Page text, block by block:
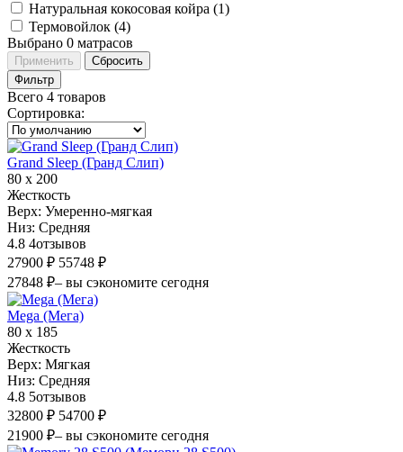
Натуральная кокосовая койра (1)
Термовойлок (4)
Выбрано 0 матрасов
Применить
Сбросить
Фильтр
Всего 4 товаров
Сортировка:
Grand Sleep (Гранд Слип)
80 х 200
Жесткость
Верх: Умеренно-мягкая
Низ: Средняя
4.8 4отзывов
27900 ₽ 55748 ₽
27848 ₽– вы сэкономите сегодня
Mega (Мега)
80 х 185
Жесткость
Верх: Мягкая
Низ: Средняя
4.8 5отзывов
32800 ₽ 54700 ₽
21900 ₽– вы сэкономите сегодня